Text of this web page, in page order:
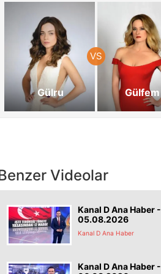
Gülru Gülfem
Videolar
Kanal D Ana Haber -
05.08.2026
Kanal D Ana Haber
Kanal D Ana Haber -